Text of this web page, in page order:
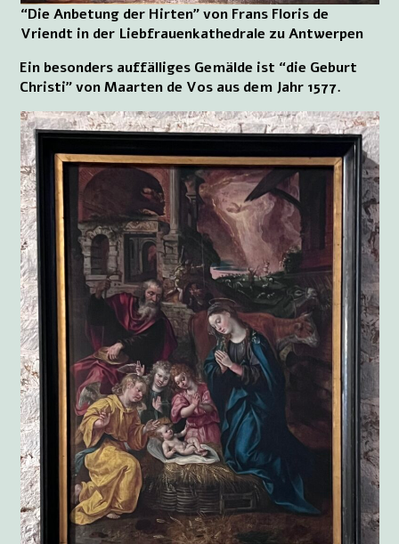
“Die Anbetung der Hirten” von Frans Floris de
Vriendt in der Liebfrauenkathedrale zu Antwerpen
Ein besonders auffälliges Gemälde ist “die Geburt
Christi” von Maarten de Vos aus dem Jahr 1577.